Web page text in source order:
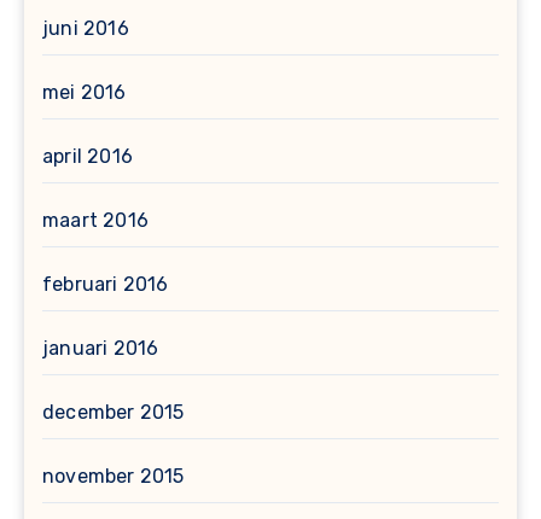
juni 2016
mei 2016
april 2016
maart 2016
februari 2016
januari 2016
december 2015
november 2015